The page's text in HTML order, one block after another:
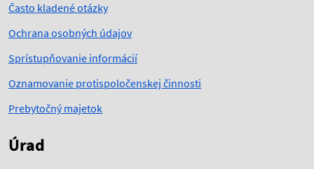
Často kladené otázky
Ochrana osobných údajov
Sprístupňovanie informácií
Oznamovanie protispoločenskej činnosti
Prebytočný majetok
Úrad